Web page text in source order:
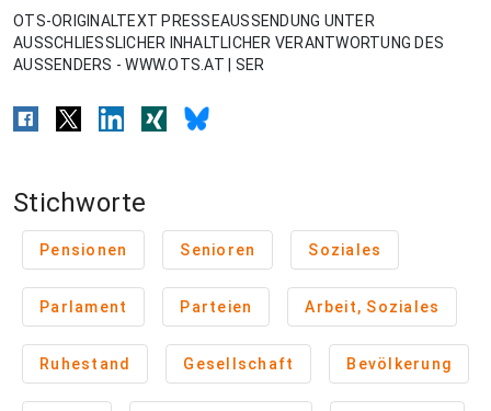
OTS-ORIGINALTEXT PRESSEAUSSENDUNG UNTER
AUSSCHLIESSLICHER INHALTLICHER VERANTWORTUNG DES
AUSSENDERS - WWW.OTS.AT | SER
Stichworte
Pensionen Senioren Soziales
Parlament Parteien Arbeit, Soziales
Ruhestand Gesellschaft Bevölkerung